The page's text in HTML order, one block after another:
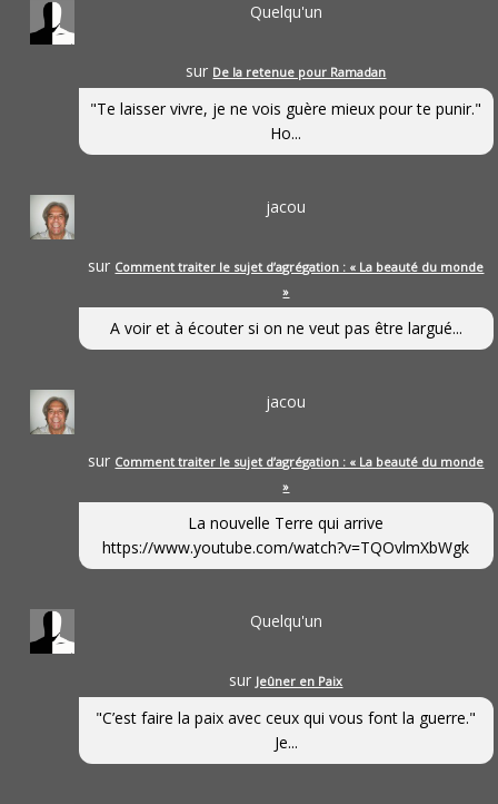
Quelqu'un
sur De la retenue pour Ramadan
"Te laisser vivre, je ne vois guère mieux pour te punir."
Ho...
jacou
sur Comment traiter le sujet d’agrégation : « La beauté du monde
»
A voir et à écouter si on ne veut pas être largué...
jacou
sur Comment traiter le sujet d’agrégation : « La beauté du monde
»
La nouvelle Terre qui arrive
https://www.youtube.com/watch?v=TQOvlmXbWgk
Quelqu'un
sur Jeûner en Paix
"C’est faire la paix avec ceux qui vous font la guerre."
Je...